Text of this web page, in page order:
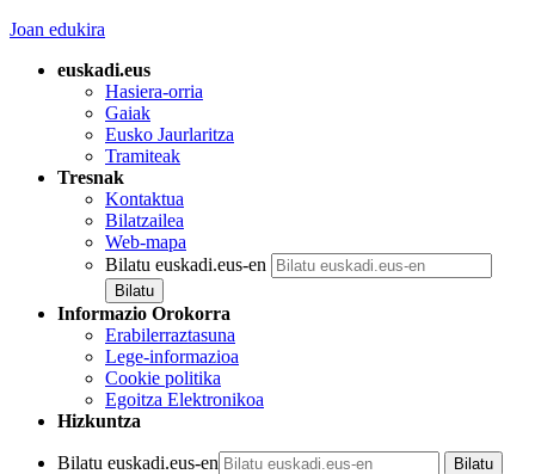
Joan edukira
euskadi.eus
Hasiera-orria
Gaiak
Eusko Jaurlaritza
Tramiteak
Tresnak
Kontaktua
Bilatzailea
Web-mapa
Bilatu euskadi.eus-en
Informazio Orokorra
Erabilerraztasuna
Lege-informazioa
Cookie politika
Egoitza Elektronikoa
Hizkuntza
Bilatu euskadi.eus-en